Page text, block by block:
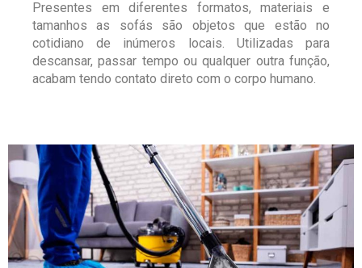
Presentes em diferentes formatos, materiais e
tamanhos as sofás são objetos que estão no
cotidiano de inúmeros locais. Utilizadas para
descansar, passar tempo ou qualquer outra função,
acabam tendo contato direto com o corpo humano.